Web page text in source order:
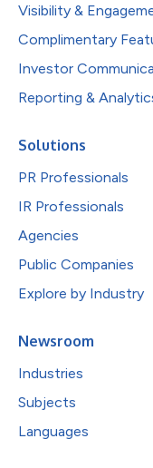
Visibility &
Complimentary
Investor
Reporting &
Solutions
PR Professionals
IR Professionals
Agencies
Public Companies
Explore by Industry
Newsroom
Industries
Subjects
Languages